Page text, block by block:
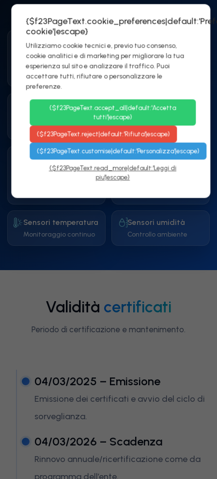
Facciamo la differenza
Alimentazione
elettrica dedicata
Distribuzione protetta
per rack
Generatore diesel
70 kVA
Continuità in
emergenza
UPS fino a 10 kW per
Protezione continua
HVAC Daikin
industriale
Cooling efficiente
Rack professionali
ancorati
Rilevamento &
spegnimento
incendi
Sensori temperatura
Monitoraggio continuo
Sensori umidità
Controllo ambiente
Validità certificati
Periodo di certificazione e mantenimento.
04/03/2025 – Emissione
Emissione dei certificati e avvio del ciclo di
sorveglianza.
04/03/2026 – Scadenza
Rinnovo annuale/ricertificazione come da
programma dell’ente.
cookie'|escape}
Utilizziamo cookie tecnici e, previo tuo consenso,
cookie analitici e di marketing per migliorare la tua
esperienza sul sito e analizzare il traffico. Puoi
accettare tutti, rifiutare o personalizzare le
preferenze.
{$f23PageText.accept_all|default:'Accetta
tutti'|escape}
{$f23PageText.reject|default:'Rifiuta'|escape}
{$f23PageText.customise|default:'Personalizza'|escape}
{$f23PageText.read_more|default:'Leggi di
piu'|escape}